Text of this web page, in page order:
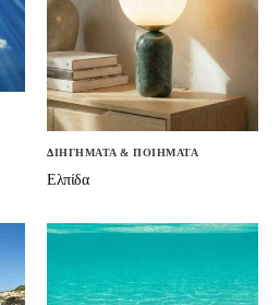
ΔΙΗΓΗΜΑΤΑ & ΠΟΙΗΜΑΤΑ
Ελπίδα